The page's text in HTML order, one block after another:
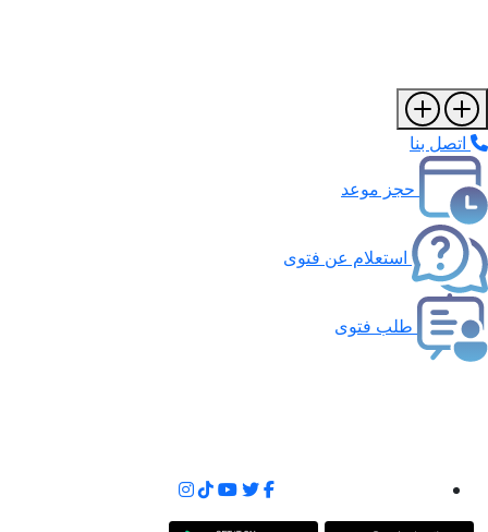
اتصل بنا
حجز موعد
استعلام عن فتوى
طلب فتوى